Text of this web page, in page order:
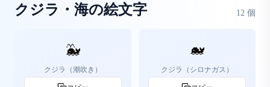
クジラ・海の絵文字 12 個
🐳
クジラ（潮吹き）
🐋
クジラ（シロナガス）